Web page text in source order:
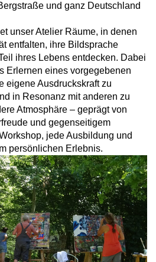
und ganz Deutschland
unser Atelier Räume, in denen
entfalten, ihre Bildsprache
ihres Lebens entdecken. Dabei
Erlernen eines vorgegebenen
eigene Ausdruckskraft zu
in Resonanz mit anderen zu
Atmosphäre – geprägt von
und gegenseitigem
jede Ausbildung und
persönlichen Erlebnis.